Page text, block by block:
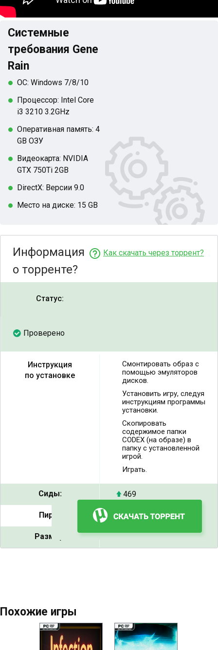
Системные
требования Gene
Rain
ОС: Windows 7/8/10
Процессор: Intel Core
i3 3210 3.2GHz
Оперативная память: 4
GB ОЗУ
Видеокарта: NVIDIA
GTX 750Ti 2GB
DirectX: Версии 9.0
Место на диске: 15 GB
Как скачать через торрент?
Информация
о торренте?
Статус:
Проверено
Инструкция
по установке
Смонтировать образ с
помощью эмуляторов
дисков.
Установить игру, следуя
инструкциям программы
установки.
Скопировать
содержимое папки
CODEX (на образе) в
папку с установленной
игрой.
Играть.
Сиды: 469
Пиры: 21
Размер: 10.56 GB
Похожие игры